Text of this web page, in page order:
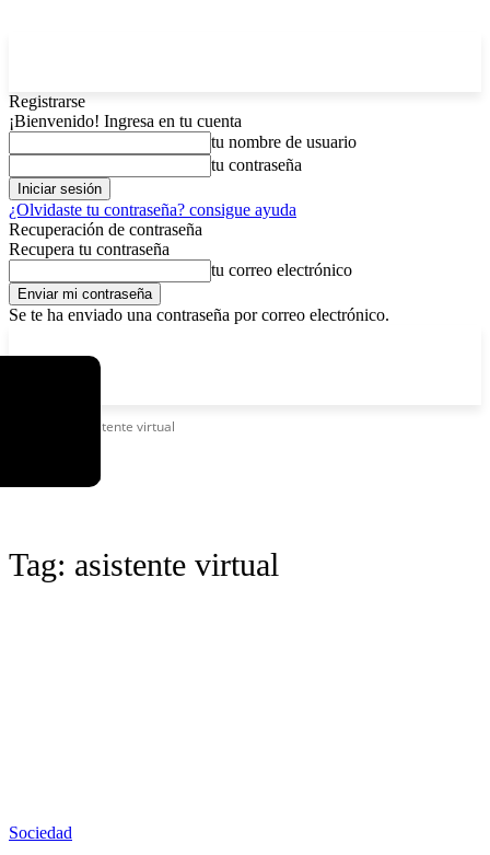
Registrarse
¡Bienvenido! Ingresa en tu cuenta
tu nombre de usuario
tu contraseña
¿Olvidaste tu contraseña? consigue ayuda
Recuperación de contraseña
Recupera tu contraseña
tu correo electrónico
Se te ha enviado una contraseña por correo electrónico.
Asistente virtual
Tag: asistente virtual
Sociedad